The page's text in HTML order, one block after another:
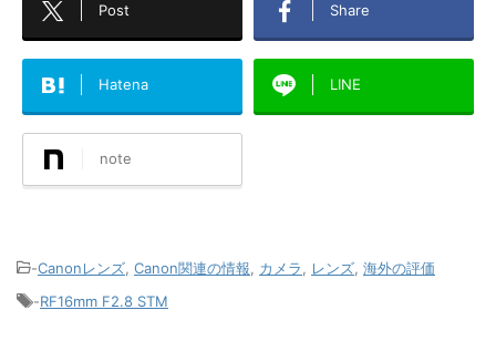
Post Share
Hatena LINE
note
-Canonレンズ Canon関連の情報 カメラ レンズ 海外の評価
-RF16mm F2.8 STM